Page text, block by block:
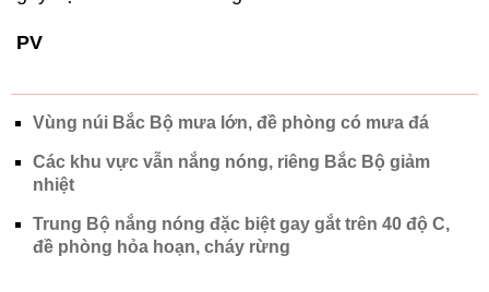
PV
Vùng núi Bắc Bộ mưa lớn, đề phòng có mưa đá
Các khu vực vẫn nắng nóng, riêng Bắc Bộ giảm
nhiệt
Trung Bộ nắng nóng đặc biệt gay gắt trên 40 độ C,
đề phòng hỏa hoạn, cháy rừng